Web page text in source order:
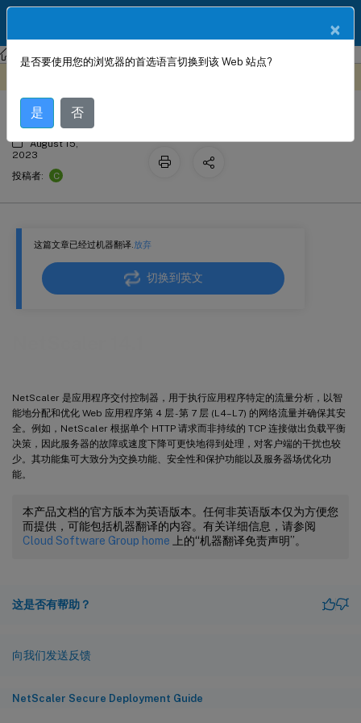
NetScaler NetScaler 14.1
这篇文章已经过机器翻译.放弃
切换到英文
NetScaler 是应用程序交付控制器，用于执行应用程序特定的流量分析，以智
能地分配和优化 Web 应用程序第 4 层 - 第 7 层 (L4–L7) 的网络流量并确保其安
全。例如，NetScaler 根据单个 HTTP 请求而非持续的 TCP 连接做出负载平衡
决策，因此服务器的故障或速度下降可更快地得到处理，对客户端的干扰也较
少。其功能集可大致分为交换功能、安全性和保护功能以及服务器场优化功
能。
本产品文档的官方版本为英语版本。任何非英语版本仅为方便您
而提供，可能包括机器翻译的内容。有关详细信息，请参阅
Cloud Software Group home 上的“机器翻译免责声明”。
这是否有帮助？
向我们发送反馈
NetScaler Secure Deployment Guide
NetScaler 14.1
August 15,
2023
投稿者:
C
×
是否要使用您的浏览器的首选语言切换到该 Web 站点?
是 否